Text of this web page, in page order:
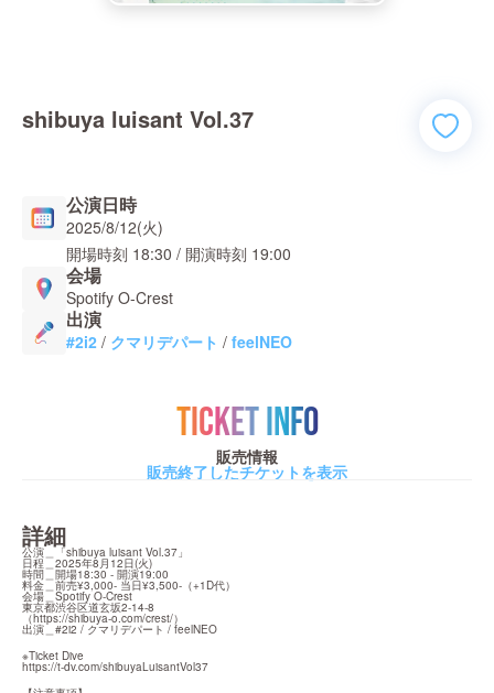
shibuya luisant Vol.37
公演日時
2025/8/12(火)
開場時刻 18:30 / 開演時刻 19:00
会場
Spotify O-Crest
出演
#2i2 / クマリデパート / feelNEO
TICKET INFO
販売情報
販売終了したチケットを表示
詳細
公演＿「shibuya luisant Vol.37」
日程＿2025年8月12日(火)
時間＿開場18:30 - 開演19:00
料金＿前売¥3,000- 当日¥3,500-（+1D代）
会場＿Spotify O-Crest
東京都渋谷区道玄坂2-14-8
（https://shibuya-o.com/crest/）
出演＿#2i2 / クマリデパート / feelNEO
https://t-dv.com/shibuyaLuisantVol37